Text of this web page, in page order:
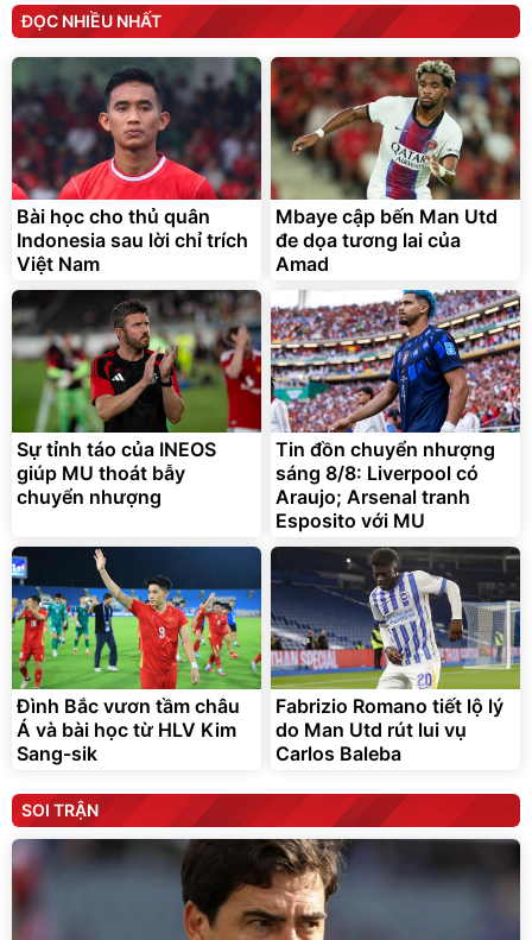
ĐỌC NHIỀU NHẤT
Bài học cho thủ quân
Indonesia sau lời chỉ trích
Việt Nam
Mbaye cập bến Man Utd
đe dọa tương lai của
Amad
Sự tỉnh táo của INEOS
giúp MU thoát bẫy
chuyển nhượng
Tin đồn chuyển nhượng
sáng 8/8: Liverpool có
Araujo; Arsenal tranh
Esposito với MU
Đình Bắc vươn tầm châu
Á và bài học từ HLV Kim
Sang-sik
Fabrizio Romano tiết lộ lý
do Man Utd rút lui vụ
Carlos Baleba
SOI TRẬN